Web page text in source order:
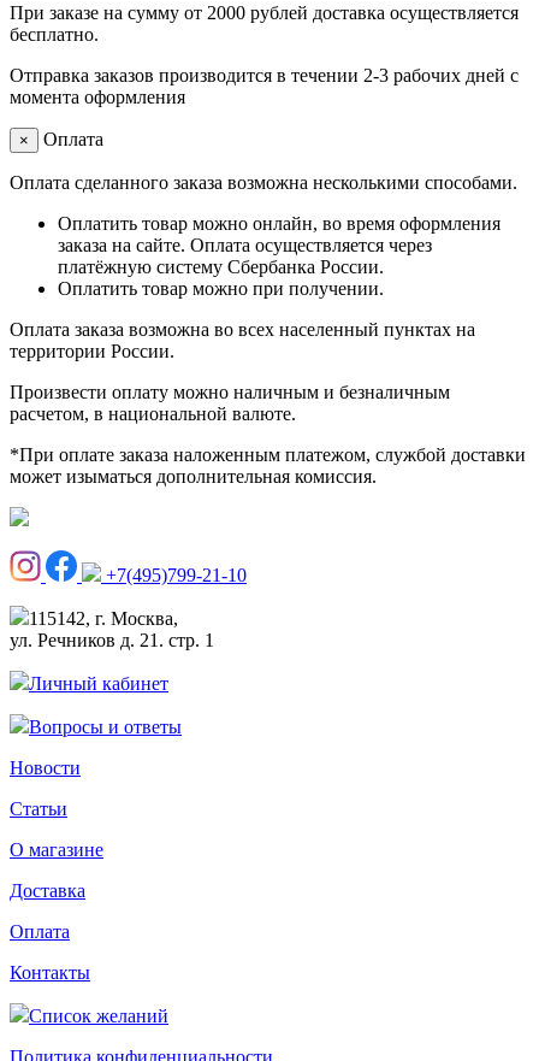
При заказе на сумму от 2000 рублей доставка осуществляется
бесплатно.
Отправка заказов производится в течении 2-3 рабочих дней с
момента оформления
× Оплата
Оплата сделанного заказа возможна несколькими способами.
Оплатить товар можно онлайн, во время оформления
заказа на сайте. Оплата осуществляется через
платёжную систему Сбербанка России.
Оплатить товар можно при получении.
Оплата заказа возможна во всех населенный пунктах на
территории России.
Произвести оплату можно наличным и безналичным
расчетом, в национальной валюте.
*При оплате заказа наложенным платежом, службой доставки
может изыматься дополнительная комиссия.
+7(495)799-21-10
115142, г. Москва,
ул. Речников д. 21. стр. 1
Личный кабинет
Вопросы и ответы
Новости
Статьи
О магазине
Доставка
Оплата
Контакты
Список желаний
Политика конфиденциальности